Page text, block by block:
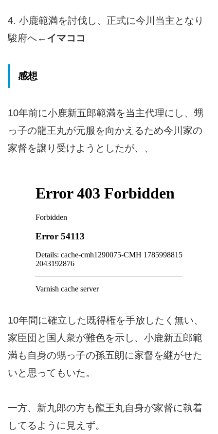
4. 小鹿範満を討伐し、正式に今川当主となり
駿府へ←イマココ
感想
10年前に小鹿新五郎範満を当主代理にし、甥
っ子の龍王丸が元服を向かえるため今川家の
家督を譲り受けようとしたが、、
10年間に確立した既得権を手放したく無い、
家臣団と国人衆が難色を示し、小鹿新五郎範
満も自身の甥っ子の孫五朗に家督を継がせた
いと思ってもいた。
一方、新九郎の方も龍王丸自身が家督に執着
してるように見えず。